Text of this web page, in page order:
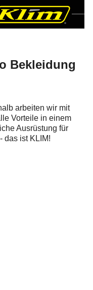
Bekleidung
arbeiten wir mit
Vorteile in einem
Ausrüstung für
das ist KLIM!